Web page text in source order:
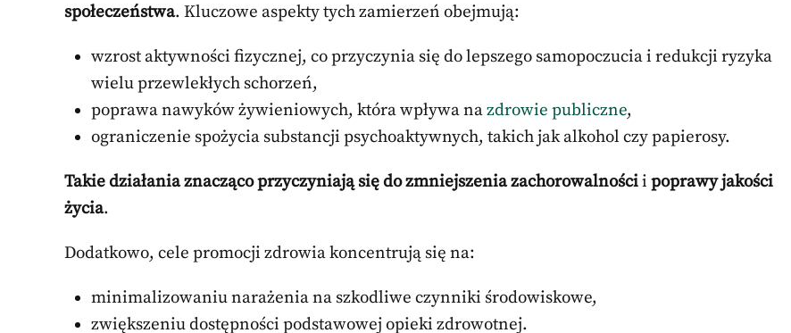
społeczeństwa. Kluczowe aspekty tych zamierzeń obejmują:
wzrost aktywności fizycznej, co przyczynia się do lepszego samopoczucia i redukcji ryzyka
wielu przewlekłych schorzeń,
poprawa nawyków żywieniowych, która wpływa nazdrowie publiczne,
ograniczenie spożycia substancji psychoaktywnych, takich jak alkohol czy papierosy.
Takie działania znacząco przyczyniają się do zmniejszenia zachorowalnościi poprawy jakości
życia.
Dodatkowo, cele promocji zdrowia koncentrują się na:
minimalizowaniu narażenia na szkodliwe czynniki środowiskowe,
zwiększeniu dostępności podstawowej opieki zdrowotnej.